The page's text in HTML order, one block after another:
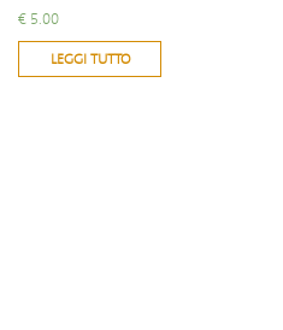
€ 5.00
LEGGI TUTTO